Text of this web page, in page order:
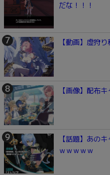
だな！！！
【動画】虚狩
【画像】配布
【話題】あの
ｗｗｗｗｗ